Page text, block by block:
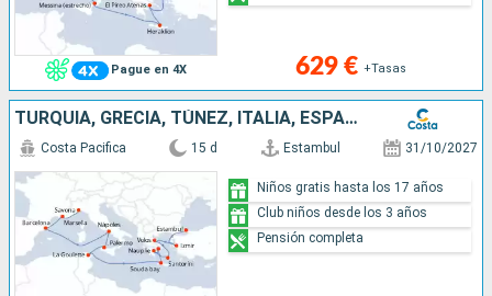
Pague en 4X 629 € +Tasas
TURQUÍA, GRECIA, TÚNEZ, ITALIA, ESPAÑA, FRANCIA
Costa Pacifica 15 d Estambul 31/10/2027
Niños gratis hasta los 17 años
Club niños desde los 3 años
Pensión completa